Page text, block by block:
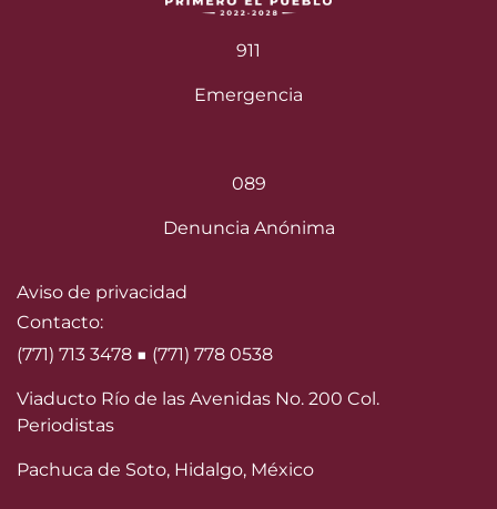
911
Emergencia
089
Denuncia Anónima
Aviso de privacidad
Contacto:
(771) 713 3478 ■ (771) 778 0538
Viaducto Río de las Avenidas No. 200 Col.
Periodistas
Pachuca de Soto, Hidalgo, México